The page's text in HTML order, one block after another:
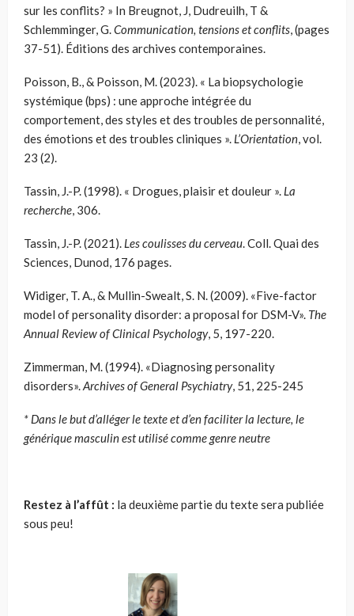
sur les conflits? » In Breugnot, J, Dudreuilh, T &
Schlemminger, G.Communication, tensions et conflits, (pages
37-51). Éditions des archives contemporaines.
Poisson, B., & Poisson, M. (2023). « La biopsychologie
systémique (bps) : une approche intégrée du
comportement, des styles et des troubles de personnalité,
des émotions et des troubles cliniques ». L’Orientation, vol.
23 (2).
Tassin, J.-P. (1998). « Drogues, plaisir et douleur ». La
recherche, 306.
Tassin, J.-P. (2021). Les coulisses du cerveau. Coll. Quai des
Sciences, Dunod, 176 pages.
Widiger, T. A., & Mullin-Swealt, S. N. (2009). «Five-factor
model of personality disorder: a proposal for DSM-V». The
Annual Review of Clinical Psychology, 5, 197-220.
Zimmerman, M. (1994). «Diagnosing personality
disorders».Archives of General Psychiatry, 51, 225-245
* Dans le but d’alléger le texte et d’en faciliter la lecture, le
générique masculin est utilisé comme genre neutre
Restez à l’affût : la deuxième partie du texte sera publiée
sous peu!